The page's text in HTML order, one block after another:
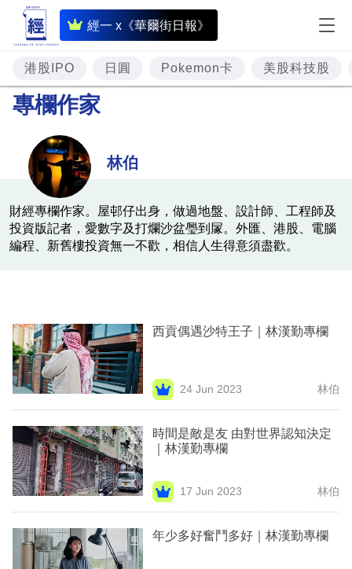
經一 x《華爾街日報》
即
時
財
經
樓
市
商
業
科
職
場
活
時
港股IPO 日圓 Pokemon卡 美股科技股
專欄作家
林伯
財經專欄作家。屋邨仔出身，做過地盤、設計師、工程師及
投資版記者，愛數字及打爛沙盆璺到㞘。外匯、港股、電腦
編程、新舊樓投資無一不歡，相信人生得意須盡歡。
西貢偶遇沙特王子｜林漢勤專欄
24 Jun 2023 林伯
時間是敵是友 由對世界認知決定
｜林漢勤專欄
17 Jun 2023 林伯
年少多好奮鬥多好｜林漢勤專欄